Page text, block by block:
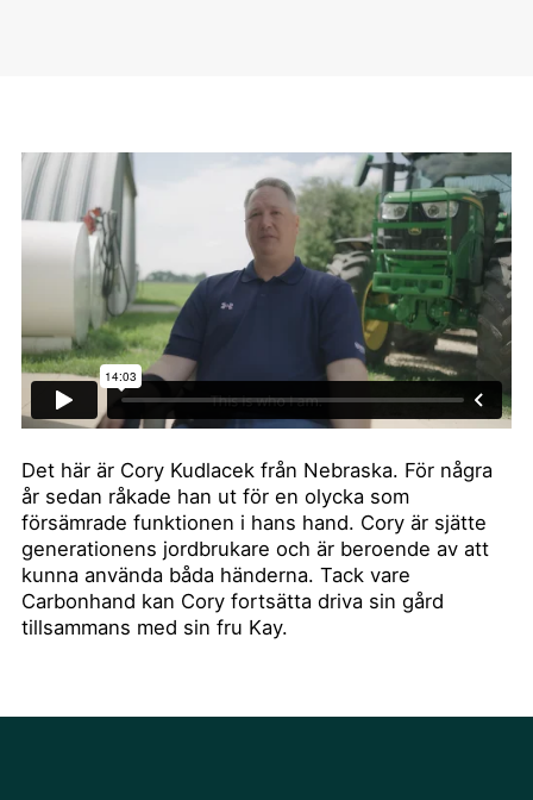
Det här är Cory Kudlacek från Nebraska. För några
år sedan råkade han ut för en olycka som
försämrade funktionen i hans hand. Cory är sjätte
generationens jordbrukare och är beroende av att
kunna använda båda händerna. Tack vare
Carbonhand kan Cory fortsätta driva sin gård
tillsammans med sin fru Kay.